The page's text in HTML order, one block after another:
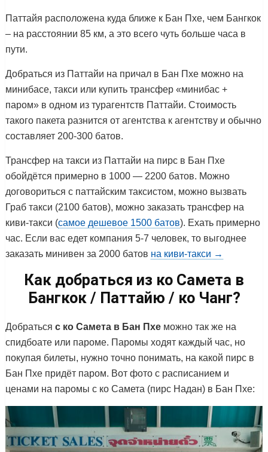
Паттайя расположена куда ближе к Бан Пхе, чем Бангкок
– на расстоянии 85 км, а это всего чуть больше часа в
пути.
Добраться из Паттайи на причал в Бан Пхе можно на
минибасе, такси или купить трансфер «минибас +
паром» в одном из турагентств Паттайи. Стоимость
такого пакета разнится от агентства к агентству и обычно
составляет 200-300 батов.
Трансфер на такси из Паттайи на пирс в Бан Пхе
обойдётся примерно в 1000 — 2200 батов. Можно
договориться с паттайским таксистом, можно вызвать
Граб такси (2100 батов), можно заказать трансфер на
киви-такси (самое дешевое 1500 батов). Ехать примерно
час. Если вас едет компания 5-7 человек, то выгоднее
заказать минивен за 2000 батов на киви-такси →
Как добраться из ко Самета в
Бангкок / Паттайю / ко Чанг?
Добраться с ко Самета в Бан Пхеможно так же на
спидбоате или пароме. Паромы ходят каждый час, но
покупая билеты, нужно точно понимать, на какой пирс в
Бан Пхе придёт паром. Вот фото с расписанием и
ценами на паромы с ко Самета (пирс Надан) в Бан Пхе: